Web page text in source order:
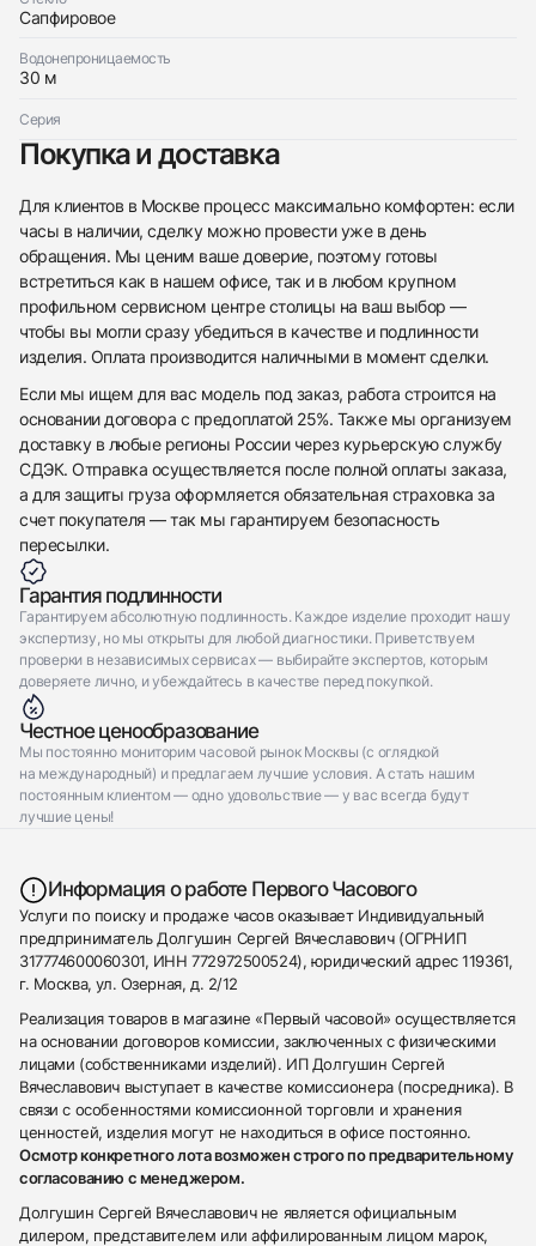
Сапфировое
Водонепроницаемость
30 м
Серия
Покупка и доставка
Для клиентов в Москве процесс максимально комфортен: если
часы в наличии, сделку можно провести уже в день
обращения. Мы ценим ваше доверие, поэтому готовы
встретиться как в нашем офисе, так и в любом крупном
профильном сервисном центре столицы на ваш выбор —
чтобы вы могли сразу убедиться в качестве и подлинности
изделия. Оплата производится наличными в момент сделки.
Если мы ищем для вас модель под заказ, работа строится на
основании договора с предоплатой 25%. Также мы организуем
доставку в любые регионы России через курьерскую службу
СДЭК. Отправка осуществляется после полной оплаты заказа,
а для защиты груза оформляется обязательная страховка за
счет покупателя — так мы гарантируем безопасность
пересылки.
Гарантия подлинности
Гарантируем абсолютную подлинность. Каждое изделие проходит нашу
экспертизу, но мы открыты для любой диагностики. Приветствуем
проверки в независимых сервисах — выбирайте экспертов, которым
доверяете лично, и убеждайтесь в качестве перед покупкой.
Честное ценообразование
Мы постоянно мониторим часовой рынок Москвы (с оглядкой
на международный) и предлагаем лучшие условия. А стать нашим
постоянным клиентом — одно удовольствие — у вас всегда будут
лучшие цены!
Информация о работе Первого Часового
Услуги по поиску и продаже часов оказывает Индивидуальный
предприниматель Долгушин Сергей Вячеславович (ОГРНИП
317774600060301, ИНН 772972500524), юридический адрес 119361,
г. Москва, ул. Озерная, д. 2/12
Реализация товаров в магазине «Первый часовой» осуществляется
на основании договоров комиссии, заключенных с физическими
лицами (собственниками изделий). ИП Долгушин Сергей
Вячеславович выступает в качестве комиссионера (посредника). В
связи с особенностями комиссионной торговли и хранения
ценностей, изделия могут не находиться в офисе постоянно.
Осмотр конкретного лота возможен строго по предварительному
согласованию с менеджером.
Долгушин Сергей Вячеславович не является официальным
дилером, представителем или аффилированным лицом марок,